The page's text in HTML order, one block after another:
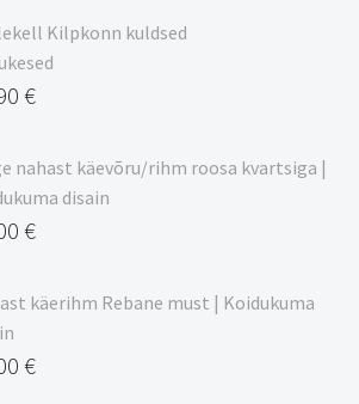
€
€
Kilpkonn kuldsed
€
nahast käevõru/rihm roosa kvartsiga |
disain
€
käerihm Rebane must | Koidukuma
€